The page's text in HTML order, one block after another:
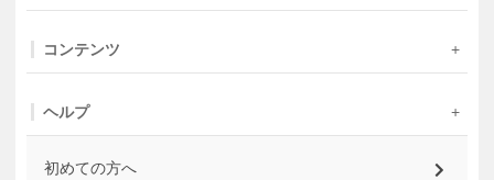
コンテンツ
ヘルプ
初めての方へ